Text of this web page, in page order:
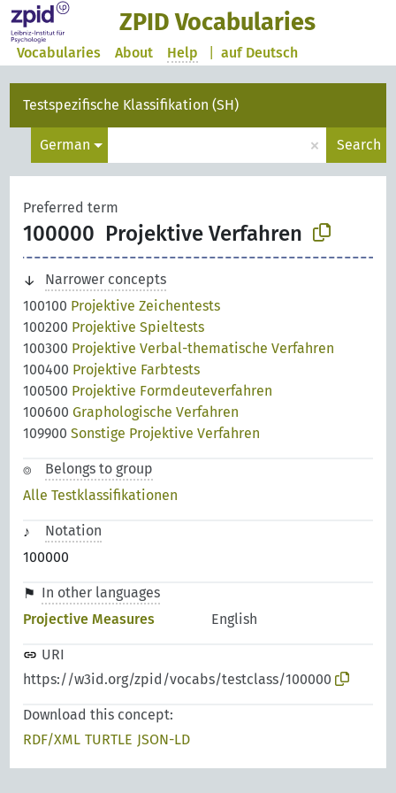
ZPID Vocabularies
auf Deutsch
Vocabularies About Help
Testspezifische Klassifikation (SH)
German × Search
Preferred term
100000 Projektive Verfahren
Narrower concepts
100100 Projektive Zeichentests
100200 Projektive Spieltests
100300 Projektive Verbal-thematische Verfahren
100400 Projektive Farbtests
100500 Projektive Formdeuteverfahren
100600Graphologische Verfahren
109900Sonstige Projektive Verfahren
Belongs to group
Alle Testklassifikationen
Notation
100000
In other languages
Projective Measures
English
URI
https://w3id.org/zpid/vocabs/testclass/100000
Download this concept:
RDF/XML TURTLE JSON-LD